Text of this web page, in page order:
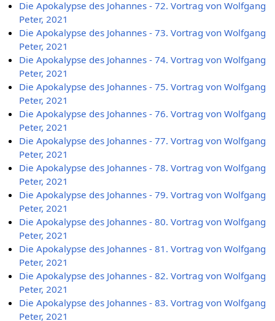
Die Apokalypse des Johannes - 72. Vortrag von Wolfgang
Peter, 2021
Die Apokalypse des Johannes - 73. Vortrag von Wolfgang
Peter, 2021
Die Apokalypse des Johannes - 74. Vortrag von Wolfgang
Peter, 2021
Die Apokalypse des Johannes - 75. Vortrag von Wolfgang
Peter, 2021
Die Apokalypse des Johannes - 76. Vortrag von Wolfgang
Peter, 2021
Die Apokalypse des Johannes - 77. Vortrag von Wolfgang
Peter, 2021
Die Apokalypse des Johannes - 78. Vortrag von Wolfgang
Peter, 2021
Die Apokalypse des Johannes - 79. Vortrag von Wolfgang
Peter, 2021
Die Apokalypse des Johannes - 80. Vortrag von Wolfgang
Peter, 2021
Die Apokalypse des Johannes - 81. Vortrag von Wolfgang
Peter, 2021
Die Apokalypse des Johannes - 82. Vortrag von Wolfgang
Peter, 2021
Die Apokalypse des Johannes - 83. Vortrag von Wolfgang
Peter, 2021